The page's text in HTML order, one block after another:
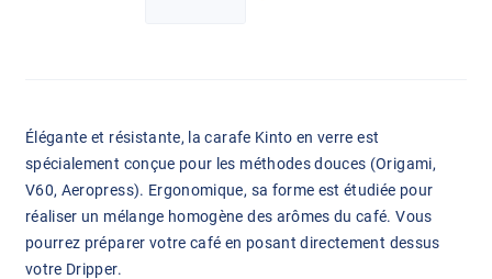
Élégante et résistante, la carafe Kinto en verre est
spécialement conçue pour les méthodes douces (Origami,
V60, Aeropress). Ergonomique, sa forme est étudiée pour
réaliser un mélange homogène des arômes du café. Vous
pourrez préparer votre café en posant directement dessus
votre Dripper.